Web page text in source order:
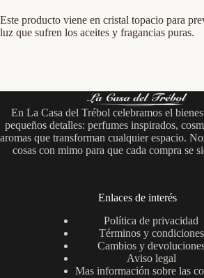
Este producto viene en cristal topacio para
luz que sufren los aceites y fragancias puras.
En La Casa del Trébol celebramos el
pequeños detalles: perfumes inspirados,
aromas que transforman cualquier espacio.
cosas con mimo para que cada compra se
Enlaces de interés
Política de privacidad
Términos y condiciones
Cambios y
Aviso legal
Mas información sobre las